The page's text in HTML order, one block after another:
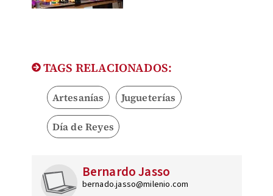
TAGS RELACIONADOS:
Artesanías Jugueterías
Día de Reyes
Bernardo Jasso
bernado.jasso@milenio.com